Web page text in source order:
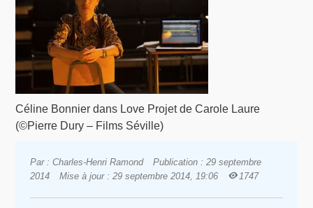
Céline Bonnier dans Love Projet de Carole Laure
(©Pierre Dury – Films Séville)
Par : Charles-Henri Ramond
Publication : 29 septembre
2014
Mise à jour : 29 septembre 2014, 19:06 1747